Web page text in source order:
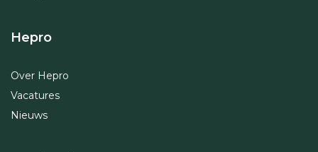
Hepro
Over Hepro
Vacatures
Nieuws